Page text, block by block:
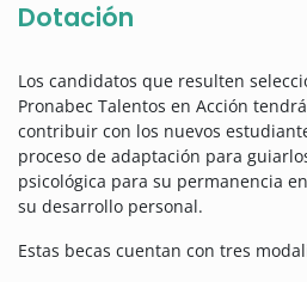
Dotación
Los candidatos que resulten
Pronabec Talentos en Acción
contribuir con los nuevos
proceso de adaptación para
psicológica para su permanencia
su desarrollo personal.
Estas becas cuentan con tres